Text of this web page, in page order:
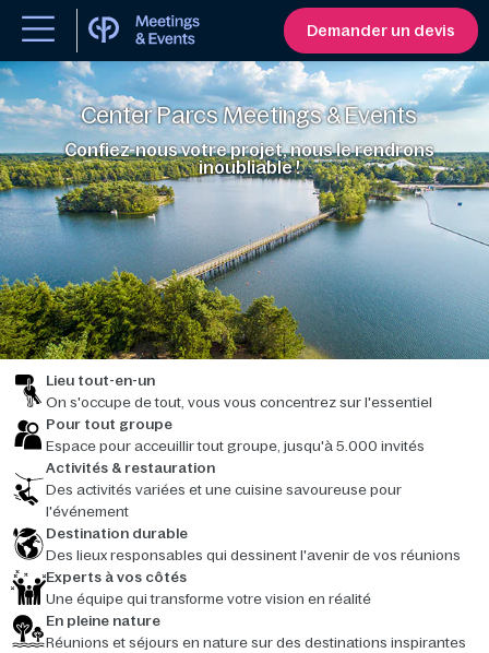
Demander un devis
Center Parcs Meetings & Events
Confiez-nous votre projet, nous le rendrons
inoubliable !
Lieu tout-en-un
On s'occupe de tout, vous vous concentrez sur l'essentiel
Pour tout groupe
Espace pour acceuillir tout groupe, jusqu'à 5.000 invités
Activités & restauration
Des activités variées et une cuisine savoureuse pour
l'événement
Destination durable
Des lieux responsables qui dessinent l'avenir de vos réunions
Experts à vos côtés
Une équipe qui transforme votre vision en réalité
En pleine nature
Réunions et séjours en nature sur des destinations inspirantes